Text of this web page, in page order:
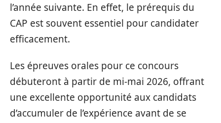
l’année suivante. En effet, le prérequis du
CAP est souvent essentiel pour candidater
efficacement.
Les épreuves orales pour ce concours
débuteront à partir de mi-mai 2026, offrant
une excellente opportunité aux candidats
d’accumuler de l’expérience avant de se